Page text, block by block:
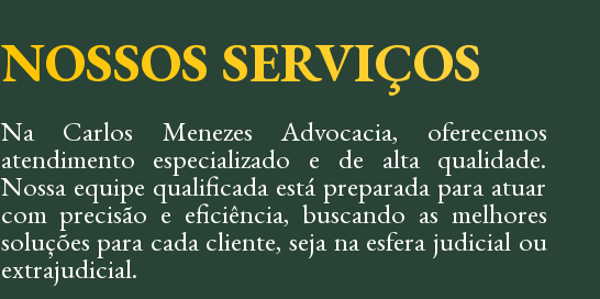
NOSSOS SERVIÇOS
Na Carlos Menezes Advocacia, oferecemos
atendimento especializado e de alta qualidade.
Nossa equipe qualificada está preparada para atuar
com precisão e eficiência, buscando as melhores
soluções para cada cliente, seja na esfera judicial ou
extrajudicial.